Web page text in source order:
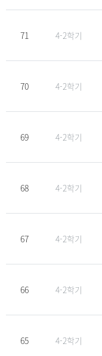
71 4-2학기
70 4-2학기
69 4-2학기
68 4-2학기
67 4-2학기
66 4-2학기
65 4-2학기